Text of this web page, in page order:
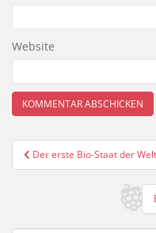
Website
Der erste Bio-Staat der Welt